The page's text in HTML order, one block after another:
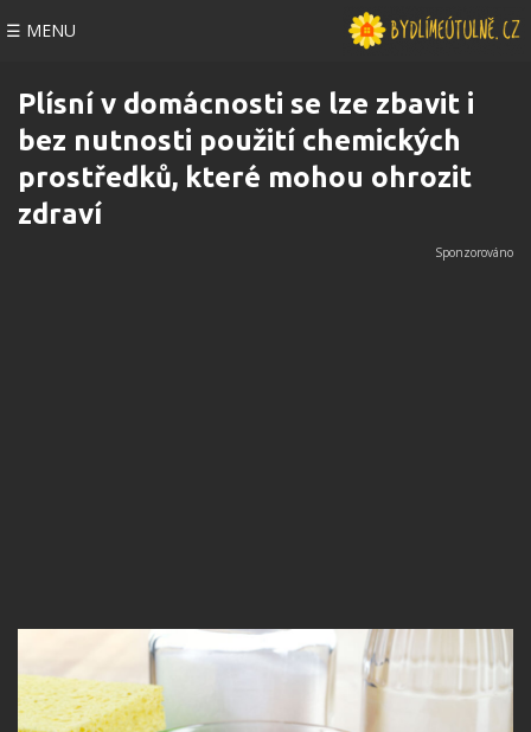
☰ MENU
Plísní v domácnosti se lze zbavit i
bez nutnosti použití chemických
prostředků, které mohou ohrozit
zdraví